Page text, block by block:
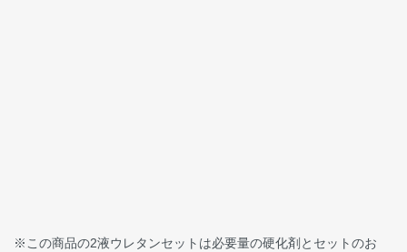
※この商品の2液ウレタンセットは必要量の硬化剤とセットのお